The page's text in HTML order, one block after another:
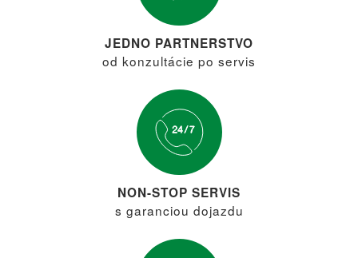
JEDNO PARTNERSTVO
od konzultácie po servis
NON-STOP SERVIS
s garanciou dojazdu